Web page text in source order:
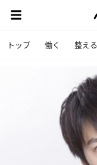
トップ 働く 整える